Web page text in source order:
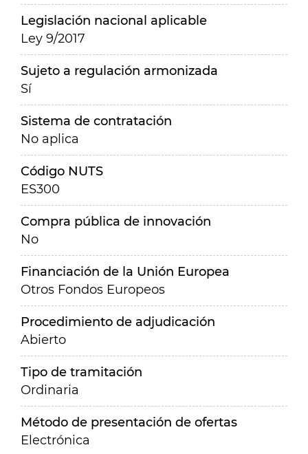
Legislación nacional aplicable
Ley 9/2017
Sujeto a regulación armonizada
Sí
Sistema de contratación
No aplica
Código NUTS
ES300
Compra pública de innovación
No
Financiación de la Unión Europea
Otros Fondos Europeos
Procedimiento de adjudicación
Abierto
Tipo de tramitación
Ordinaria
Método de presentación de ofertas
Electrónica